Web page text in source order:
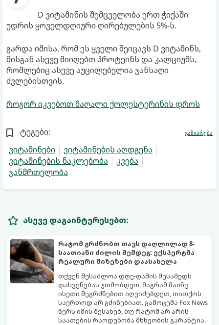
D ვიტამინის შემცველობა ერთ ჭიქაში
უდრის ყოველდღიური ღირებულების 5%-ს.
გარდა იმისა, რომ ეს ყველი შეიცავს D ვიტამინს,
მისგან ასევე მიიღებთ პროტეინს და კალციუმს,
რომლებიც ასევე აუცილებელია ჯანსაღი
ძვლებისთვის.
როგორ იკვებოთ მაღალი ქოლესტერინის დროს
ტეგები:
ვიტამინები
ვიტამინების აღდგენა
ვიტამინების ნაკლებობა
კვება
ჯანმრთელობა
გაზიარება
ასევე დაგაინტერესებთ:
რატომ გრძნობთ თავს დაღლილად 8-
საათიანი ძილის შემდეგ: ექსპერტმა
რეალური მიზეზები დაასახელა
თქვენ შესაძლოა დღე-ღამის მესამედს
დასვენებას უთმობდეთ, მაგრამ მაინც
ისეთი შეგრძნებით იღვიძებდეთ, თითქოს
საერთოდ არ გძინებიათ. გამოცემა Fox News
წერს იმის შესახებ, თუ რატომ არ არის
საათების რაოდენობა მხნეობის გარანტია.